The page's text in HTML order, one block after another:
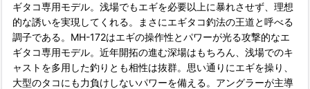
ギタコ専用モデル。浅場でもエギを必要以上に暴れさせず、理想
的な誘いを実現してくれる。まさにエギタコ釣法の王道と呼べる
調子である。MH-172はエギの操作性とパワーが光る攻撃的なエ
ギタコ専用モデル。近年開拓の進む深場はもちろん、浅場でのキ
ャストを多用した釣りとも相性は抜群。思い通りにエギを操り、
大型のタコにも力負けしないパワーを備える。アングラーが主導